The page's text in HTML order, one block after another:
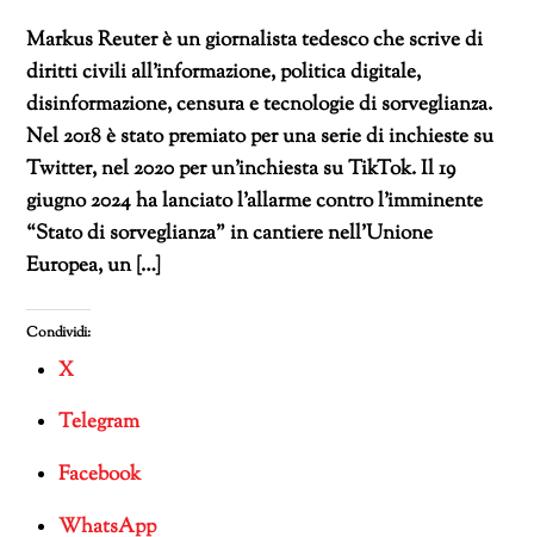
Markus Reuter è un giornalista tedesco che scrive di
diritti civili all’informazione, politica digitale,
disinformazione, censura e tecnologie di sorveglianza.
Nel 2018 è stato premiato per una serie di inchieste su
Twitter, nel 2020 per un’inchiesta su TikTok. Il 19
giugno 2024 ha lanciato l’allarme contro l’imminente
“Stato di sorveglianza” in cantiere nell’Unione
Europea, un […]
Condividi:
X
Telegram
Facebook
WhatsApp